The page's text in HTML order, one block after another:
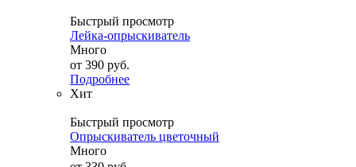
Быстрый просмотр
Лейка-опрыскиватель
Много
от 390 руб.
Подробнее
Хит
Быстрый просмотр
Опрыскиватель цветочный
Много